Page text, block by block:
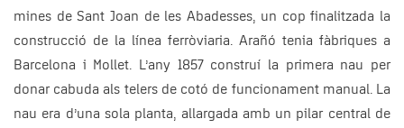
mines de Sant Joan de les Abadesses, un cop finalitzada la
construcció de la línea ferròviaria. Arañó tenia fàbriques a
Barcelona i Mollet. L’any 1857 construí la primera nau per
donar cabuda als telers de cotó de funcionament manual. La
nau era d’una sola planta, allargada amb un pilar central de